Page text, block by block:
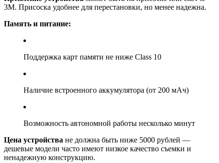
3М. Присоска удобнее для перестановки, но менее надежна.
Память и питание:
Поддержка карт памяти не ниже Class 10
Наличие встроенного аккумулятора (от 200 мАч)
Возможность автономной работы несколько минут
Цена устройства не должна быть ниже 5000 рублей —
дешевые модели часто имеют низкое качество съемки и
ненадежную конструкцию.